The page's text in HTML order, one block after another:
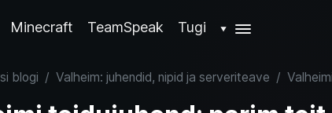
Minecraft TeamSpeak Tugi ▼
blogi / Valheim: juhendid, nipid ja serveriteave /